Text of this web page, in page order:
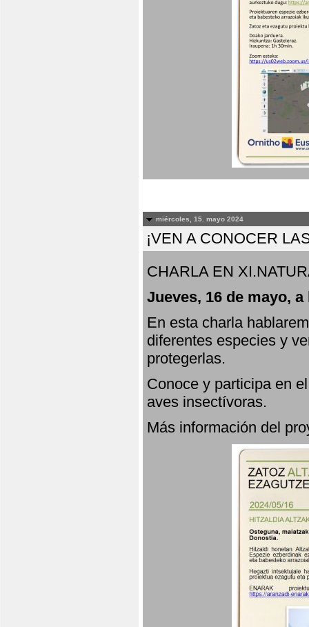
miércoles, 15. mayo 2024
¡VEN A CONOCER
CHARLA EN
Jueves, 16 de mayo,
En esta charla
diferentes especies y
protegerlas.
Conoce y participa en
aves insectívoras.
Más información del